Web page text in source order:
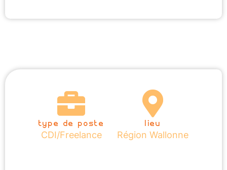
type de poste
CDI/Freelance
lieu
Région Wallonne